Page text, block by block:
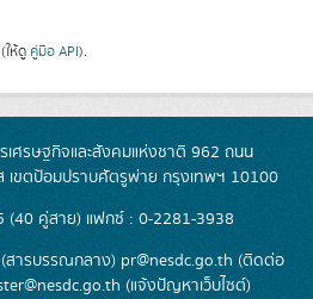
(ให้ดู คู่มือ API).
ศรษฐกิจและสังคมแห่งชาติ 962 ถนน
เขตป้อมปราบศัตรูพ่าย กรุงเทพฯ 10100
(40 คู่สาย) แฟกซ์ : 0-2281-3938
สารบรรณกลาง) pr@nesdc.go.th (ติดต่อ
(แจ้งปัญหาเว็บไซต์)